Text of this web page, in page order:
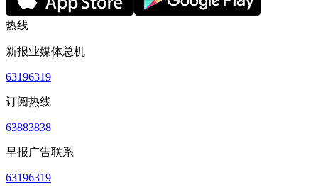
热线
新报业媒体总机
63196319
订阅热线
63883838
早报广告联系
63196319